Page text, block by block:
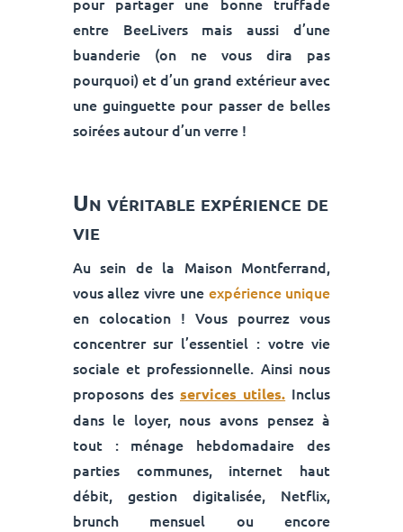
entre BeeLivers mais aussi d’une
buanderie (on ne vous dira pas
pourquoi) et d’un grand extérieur avec
une guinguette pour passer de belles
soirées autour d’un verre !
Un véritable expérience de
vie
Au sein de la Maison Montferrand,
vous allez vivre une expérience unique
en colocation ! Vous pourrez vous
concentrer sur l’essentiel : votre vie
sociale et professionnelle. Ainsi nous
proposons des services utiles. Inclus
dans le loyer, nous avons pensez à
tout : ménage hebdomadaire des
parties communes, internet haut
débit, gestion digitalisée, Netflix,
brunch mensuel ou encore